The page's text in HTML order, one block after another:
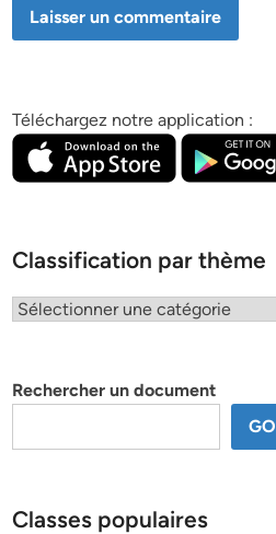
Téléchargez notre application :
Classification par thème
Classification
Rechercher un document
GO
Classes populaires